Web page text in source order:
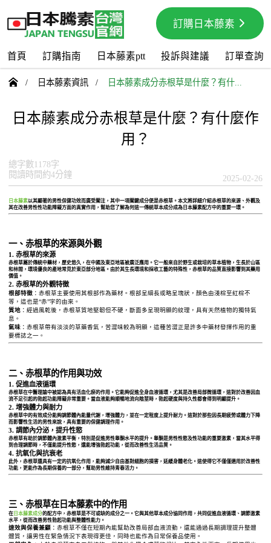
訂購日本藤素
首頁 訂購指南 日本藤素ptt 投訴與建議 訂單查詢
 / 日本藤素資訊 / 日本藤素成分赤根草是什麼？有什...
日本藤素成分赤根草是什麼？有什麼作
用？
總字數1178字
閱讀時間約4分鐘
2025-02-26
日本藤素以其顯著的男性保健功效而廣受關注，其中一項關鍵成分便是赤根草 。本文將詳細介紹赤根草的來源、外觀及
其在改善男性性功能障礙方面的真實作用，幫助您了解為何這一傳統草本成分成為日本藤素配方中的重要一環。
一、赤根草的來源與外觀
1. 赤根草的來源
赤根草屬於傳統中藥材，歷史悠久，在中國及東亞地區被廣泛應用。它一般來自於野生或栽培的草本植物，生長於山區
和林間，環境優良的產地常見於東亞部分地區。由於其生長環境和採收工藝的特殊性，赤根草的品質直接影響到其藥用
價值。
2. 赤根草的外觀特徵
根部特徵 ：赤根草主要使用其根部作為藥材。根部呈細長或略呈塊狀，顏色由淺棕至紅棕不
等，這也是“赤”字的由來。
質地 ：經過風乾後，赤根草質地堅韌但不硬，斷面多呈現明顯的紋理，具有天然植物的獨特氣
息。
氣味 ：赤根草帶有淡淡的草藥香氣，苦澀味較為明顯，這種苦澀正是許多中藥材發揮作用的重
要標誌之一。
二、赤根草的作用與功效
1.促進血液循環
赤根草在中醫理論中被認為具有活血化瘀的作用。它能夠促進全身血液循環，尤其是改善局部微循環，這對於改善因血
流不足引起的勃起功能障礙非常重要。當血液能夠順暢地流向陰莖時，勃起硬度與持久性都會得到明顯提升。
2.增強體力與耐力
赤根草中的有效成分能夠調節體內能量代謝，增強體力，並在一定程度上提升耐力。這對於那些因長期疲勞或體力下降
而影響性生活的男性來說，具有重要的保健調理作用。
3.調節內分泌，提升性慾
赤根草有助於調節體內激素平衡，特別是促進男性睾酮水平的提升。睾酮是男性性慾及性功能的重要激素，當其水平得
到合理調節時，不僅能提升性慾，還能增強勃起功能，從而改善性生活品質。
4.抗氧化與抗衰老
此外，赤根草還具有一定的抗氧化作用，能夠減少自由基對細胞的損害，延緩身體老化。這使得它不僅僅適用於改善性
功能，更能作為長期保養的一部分，幫助男性維持青春活力。
三、赤根草在日本藤素中的作用
在 日本藤素成分的配方中，赤根草是不可或缺的成分之一。它與其他草本成分協同作用，共同促進血液循環、調節激素
水平，從而改善男性勃起功能與整體性能力。
速效與保養兼顧 ：赤根草不僅在短期內能幫助改善局部血液流動，還能通過長期調理提升整體
體質，讓男性在緊急情況下表現得更佳，同時也能作為日常保養品使用。